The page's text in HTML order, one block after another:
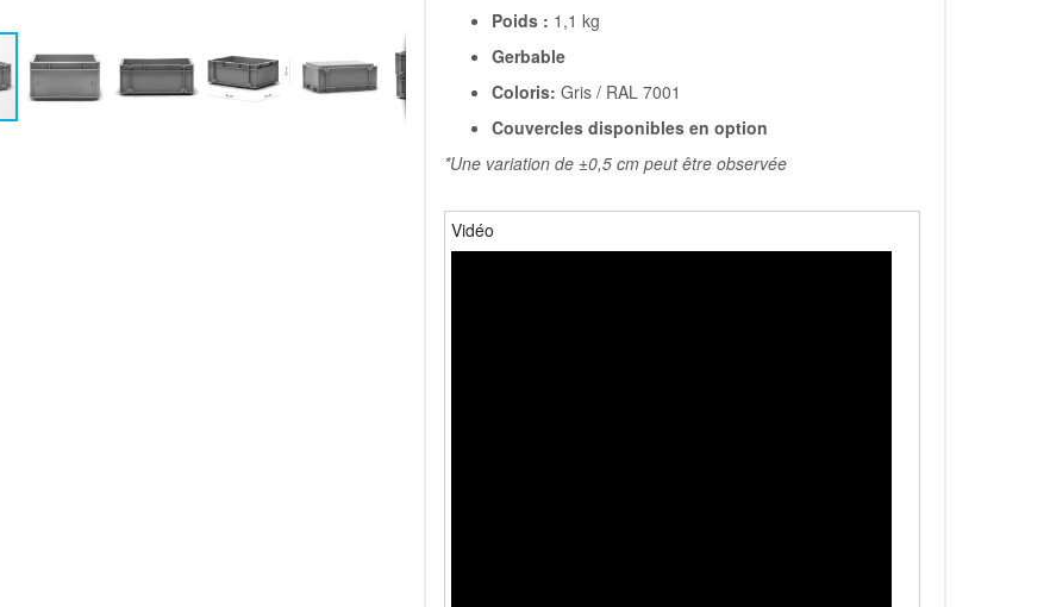
Poids : 1,1 kg
Gerbable
Coloris: Gris / RAL 7001
Couvercles disponibles en option
*Une variation de ±0,5 cm peut être observée
Vidéo